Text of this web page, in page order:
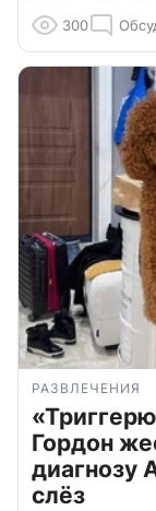
300
РАЗВЛЕЧЕНИЯ
Гордон
диагнозу
слёз